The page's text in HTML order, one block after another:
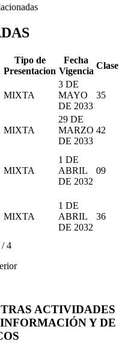
Tipo de
Presentacion
Fecha
Vigencia
Clase
MIXTA
3 DE
MAYO
DE 2033
35
MIXTA
29 DE
MARZO
DE 2033
42
MIXTA
1 DE
ABRIL
DE 2032
09
MIXTA
1 DE
ABRIL
DE 2032
36
/4
ACTIVIDADES
Y DE